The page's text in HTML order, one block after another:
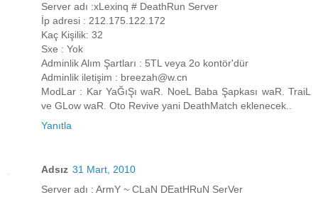
Server adı :xLexinq # DeathRun Server
İp adresi : 212.175.122.172
Kaç Kişilik: 32
Sxe : Yok
Adminlik Alım Şartları : 5TL veya 2o kontör'dür
Adminlik iletişim : breezah@w.cn
ModLar : Kar YaĞıŞı waR. NoeL Baba Şapkası waR. TraiL
ve GLow waR. Oto Revive yani DeathMatch eklenecek..
Yanıtla
Adsız 31 Mart, 2010
Server adı : ArmY ~ CLaN DEatHRuN SerVer